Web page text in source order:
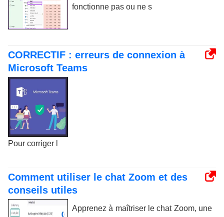
fonctionne pas ou ne s
CORRECTIF : erreurs de connexion à
Microsoft Teams
Pour corriger l
Comment utiliser le chat Zoom et des
conseils utiles
Apprenez à maîtriser le chat Zoom, une